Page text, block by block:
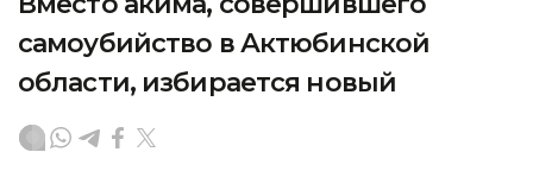
самоубийство в Актюбинской
области, избирается новый